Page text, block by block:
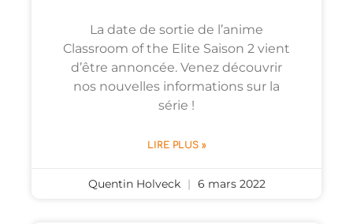
La date de sortie de l’anime
Classroom of the Elite Saison 2 vient
d’être annoncée. Venez découvrir
nos nouvelles informations sur la
série !
LIRE PLUS »
Quentin Holveck 6 mars 2022